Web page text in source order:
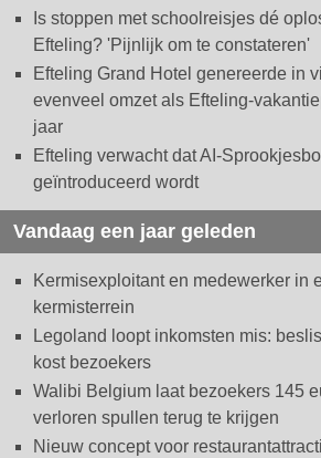
Is stoppen met schoolreisjes dé
Efteling? 'Pijnlijk om te constateren'
Efteling Grand Hotel genereerde in
evenveel omzet als Efteling-
jaar
Efteling verwacht dat AI-
geïntroduceerd wordt
Vandaag een jaar geleden
Kermisexploitant en medewerker in
kermisterrein
Legoland loopt inkomsten mis:
kost bezoekers
Walibi Belgium laat bezoekers 145
verloren spullen terug te krijgen
Nieuw concept voor